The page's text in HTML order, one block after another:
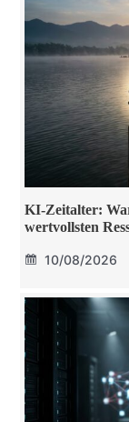
KI-Zeitalter:
wertvollsten
10/08/2026